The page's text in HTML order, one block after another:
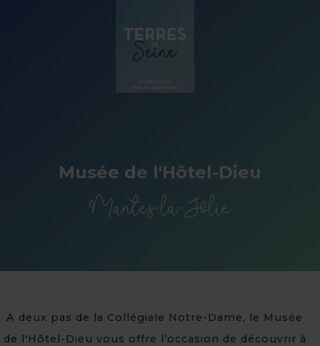
Musée de l'Hôtel-Dieu
Mantes-la-Jolie
A deux pas de la Collégiale Notre-Dame, le Musée
de l'Hôtel-Dieu vous offre l’occasion de découvrir à